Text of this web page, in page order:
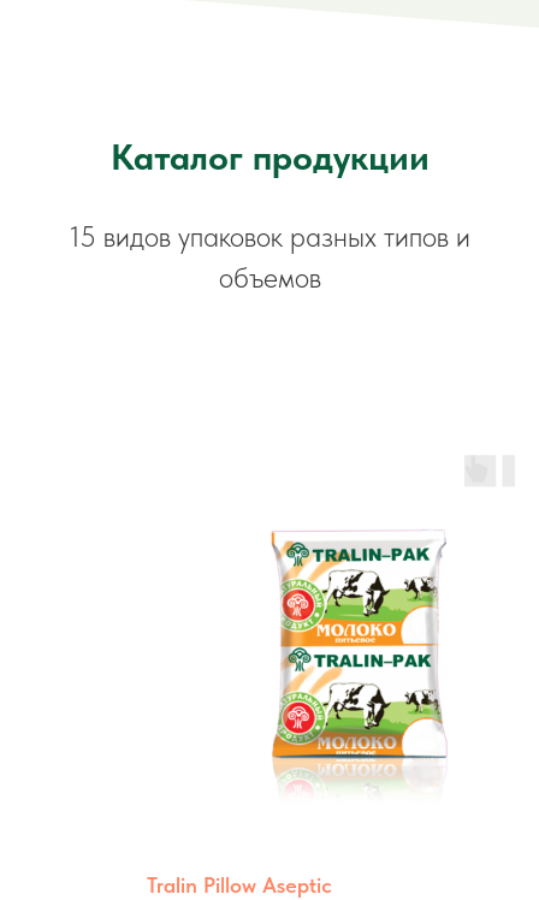
Каталог продукции
15 видов упаковок разных типов и
объемов
Tralin Pillow Aseptic